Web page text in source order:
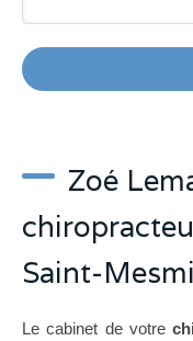
Zoé
Saint-
Le cabinet de votre